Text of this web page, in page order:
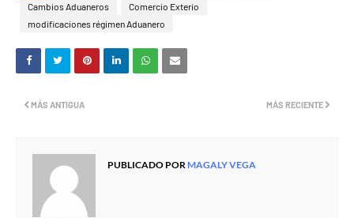
Cambios Aduaneros
Comercio Exterio
modificaciones régimen Aduanero
MÁS RECIENTE
MÁS ANTIGUA
PUBLICADO POR MAGALY VEGA